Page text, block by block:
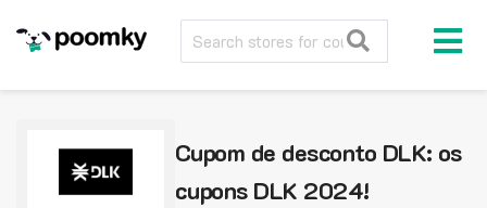
Cupom de desconto DLK: os
cupons DLK 2024!